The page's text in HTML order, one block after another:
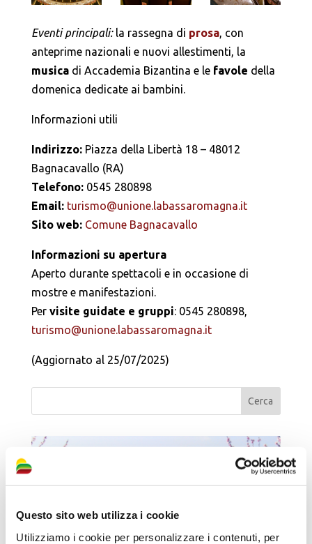
Questo sito web utilizza i cookie
Utilizziamo i cookie per personalizzare i contenuti, per
Eventi principali:la rassegna di prosa, con
anteprime nazionali e nuovi allestimenti, la
musicadi Accademia Bizantina e le favole della
domenica dedicate ai bambini.
Informazioni utili
Indirizzo: Piazza della Libertà 18 – 48012
Bagnacavallo (RA)
Telefono: 0545 280898
Email: turismo@unione.labassaromagna.it
Sito web: Comune Bagnacavallo
Informazioni su apertura
Aperto durante spettacoli e in occasione di
mostre e manifestazioni.
Per visite guidate e gruppi: 0545 280898,
turismo@unione.labassaromagna.it
(Aggiornato al 25/07/2025)